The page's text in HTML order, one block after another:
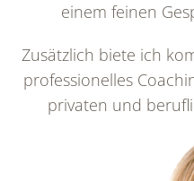
einem feinen
Zusätzlich biete ich
professionelles
privaten und